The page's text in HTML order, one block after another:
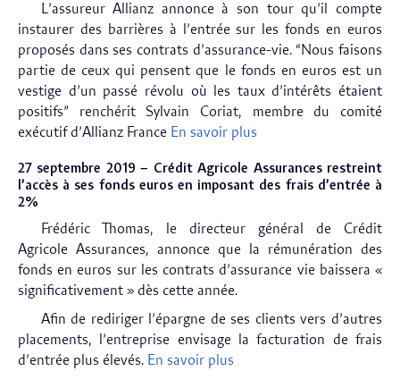
L’assureur Allianz annonce à son tour qu’il compte
instaurer des barrières à l’entrée sur les fonds en euros
proposés dans ses contrats d’assurance-vie. “Nous faisons
partie de ceux qui pensent que le fonds en euros est un
vestige d’un passé révolu où les taux d’intérêts étaient
positifs” renchérit Sylvain Coriat, membre du comité
exécutif d’Allianz France En savoir plus
27 septembre 2019 – Crédit Agricole Assurances restreint
l’accès à ses fonds euros en imposant des frais d’entrée à
2%
Frédéric Thomas, le directeur général de Crédit
Agricole Assurances, annonce que la rémunération des
fonds en euros sur les contrats d’assurance vie baissera «
significativement » dès cette année.
Afin de rediriger l’épargne de ses clients vers d’autres
placements, l’entreprise envisage la facturation de frais
d’entrée plus élevés. En savoir plus